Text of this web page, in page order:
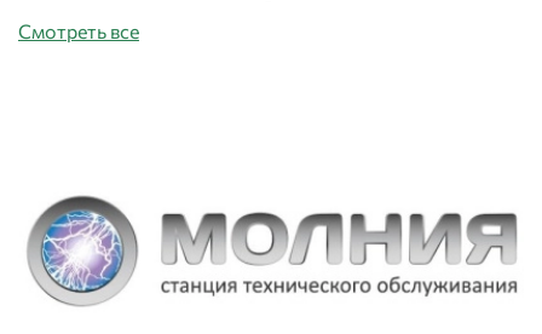
Смотреть все